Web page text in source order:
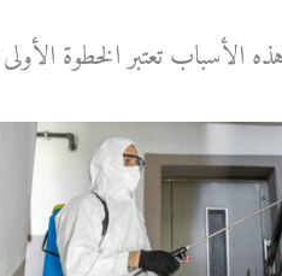
الأسباب تعتبر الخطوة